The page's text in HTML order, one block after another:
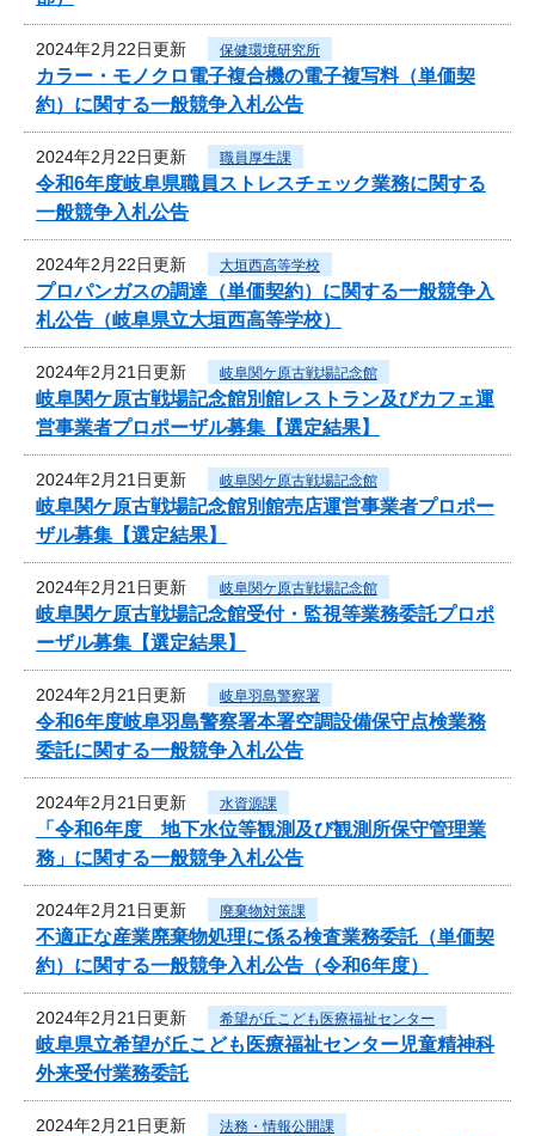
2024年2月22日更新 保健環境研究所
カラー・モノクロ電子複合機の電子複写料（単価契
約）に関する一般競争入札公告
2024年2月22日更新 職員厚生課
令和6年度岐阜県職員ストレスチェック業務に関する
一般競争入札公告
2024年2月22日更新 大垣西高等学校
プロパンガスの調達（単価契約）に関する一般競争入
札公告（岐阜県立大垣西高等学校）
2024年2月21日更新 岐阜関ケ原古戦場記念館
岐阜関ケ原古戦場記念館別館レストラン及びカフェ運
営事業者プロポーザル募集【選定結果】
2024年2月21日更新 岐阜関ケ原古戦場記念館
岐阜関ケ原古戦場記念館別館売店運営事業者プロポー
ザル募集【選定結果】
2024年2月21日更新 岐阜関ケ原古戦場記念館
岐阜関ケ原古戦場記念館受付・監視等業務委託プロポ
ーザル募集【選定結果】
2024年2月21日更新 岐阜羽島警察署
令和6年度岐阜羽島警察署本署空調設備保守点検業務
委託に関する一般競争入札公告
2024年2月21日更新 水資源課
「令和6年度 地下水位等観測及び観測所保守管理業
務」に関する一般競争入札公告
2024年2月21日更新 廃棄物対策課
不適正な産業廃棄物処理に係る検査業務委託（単価契
約）に関する一般競争入札公告（令和6年度）
2024年2月21日更新 希望が丘こども医療福祉センター
岐阜県立希望が丘こども医療福祉センター児童精神科
外来受付業務委託
2024年2月21日更新 法務・情報公開課